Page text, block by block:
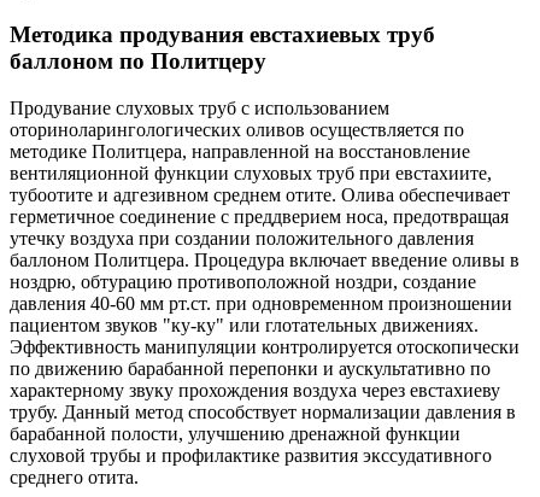
Методика продувания евстахиевых труб
баллоном по Политцеру
Продувание слуховых труб с использованием
оториноларингологических оливов осуществляется по
методике Политцера, направленной на восстановление
вентиляционной функции слуховых труб при евстахиите,
тубоотите и адгезивном среднем отите. Олива обеспечивает
герметичное соединение с преддверием носа, предотвращая
утечку воздуха при создании положительного давления
баллоном Политцера. Процедура включает введение оливы в
ноздрю, обтурацию противоположной ноздри, создание
давления 40-60 мм рт.ст. при одновременном произношении
пациентом звуков "ку-ку" или глотательных движениях.
Эффективность манипуляции контролируется отоскопически
по движению барабанной перепонки и аускультативно по
характерному звуку прохождения воздуха через евстахиеву
трубу. Данный метод способствует нормализации давления в
барабанной полости, улучшению дренажной функции
слуховой трубы и профилактике развития экссудативного
среднего отита.